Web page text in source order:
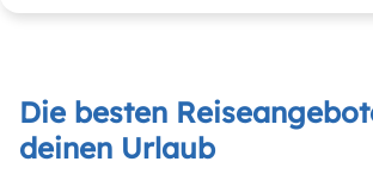
Die besten
deinen Urlaub